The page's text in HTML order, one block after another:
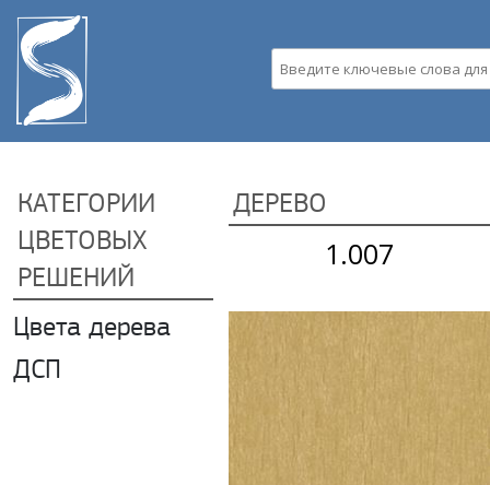
КАТЕГОРИИ
ЦВЕТОВЫХ
РЕШЕНИЙ
Цвета дерева Apply Цвета дерева filter
ДСП
ДЕРЕВО
1.007
Страницы